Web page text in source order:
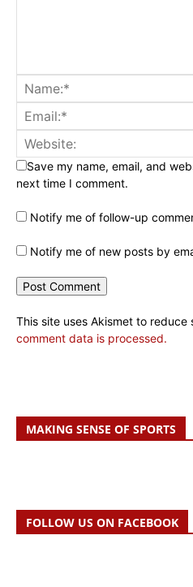
Save my name, email, and
next time I comment.
Notify me of follow-up
Notify me of new posts by
This site uses Akismet to reduce
comment data is processed.
MAKING SENSE OF SPORTS
FOLLOW US ON FACEBOOK